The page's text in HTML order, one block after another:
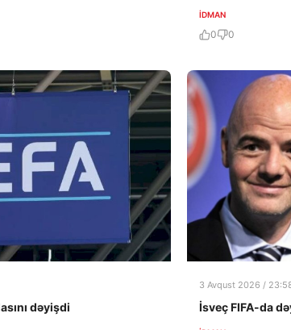
İDMAN
0 0
dəyişdi
3 Avqust 2026 /
İsveç FIFA-da